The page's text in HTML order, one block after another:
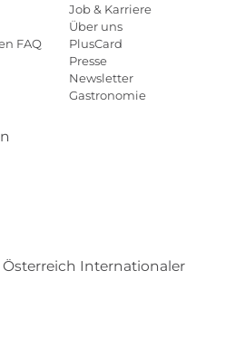
FAQ
Job & Karriere
Über uns
PlusCard
Presse
Newsletter
Gastronomie
Österreich Internationaler